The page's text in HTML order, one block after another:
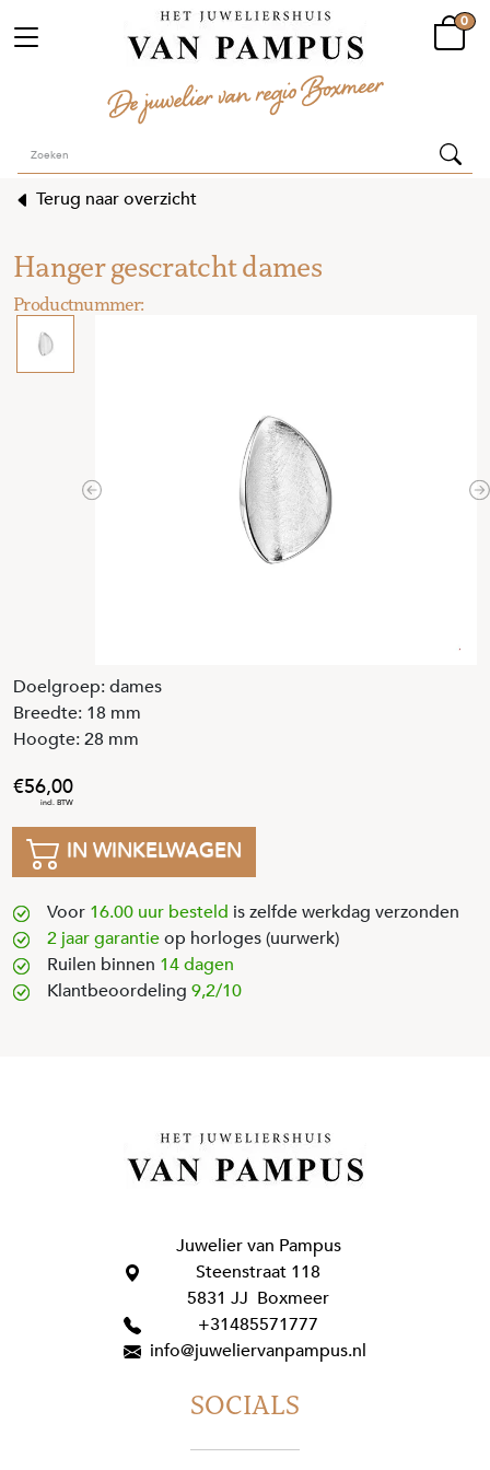
0
Terug naar overzicht
Hanger gescratcht dames
Previous
Doelgroep: dames
Breedte: 18 mm
Hoogte: 28 mm
56,00
IN WINKELWAGEN
Voor 16.00 uur besteld is zelfde werkdag verzonden
2 jaar garantieop horloges (uurwerk)
Ruilen binnen 14 dagen
Klantbeoordeling 9,2/10
Juwelier van Pampus
Steenstraat 118
5831 JJ Boxmeer
+31485571777
info@juweliervanpampus.nl
SOCIALS